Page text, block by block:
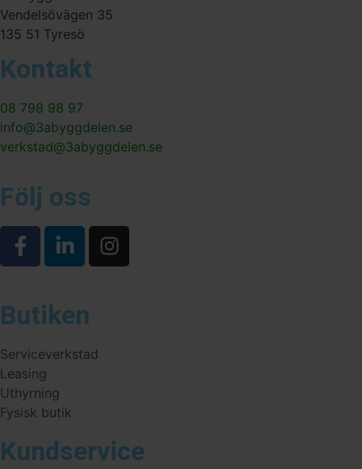
Vendelsövägen 35
135 51 Tyresö
Kontakt
08 798 98 97
info@3abyggdelen.se
verkstad@3abyggdelen.se
Följ oss
Butiken
Serviceverkstad
Leasing
Uthyrning
Fysisk butik
Kundservice